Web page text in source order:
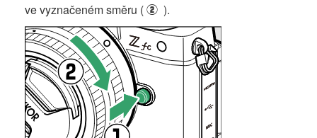
ve vyznačeném směru ( w ).